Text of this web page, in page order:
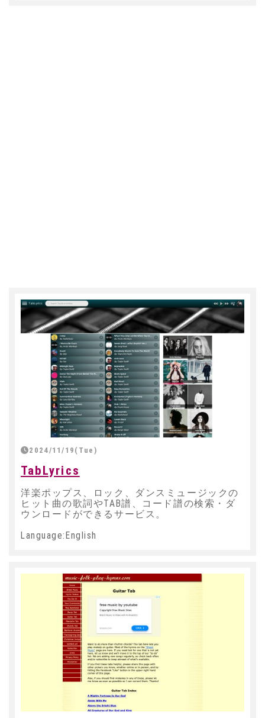
2024/11/19(Tue)
TabLyrics
洋楽ポップス、ロック、ダンスミュージックの
ヒット曲の歌詞やTAB譜、コード譜の検索・ダ
ウンロードができるサービス。
Language:English